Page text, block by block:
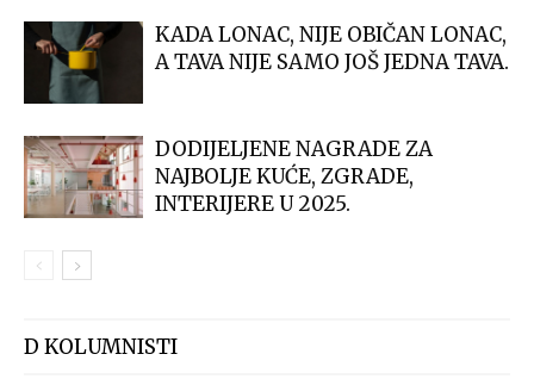
KADA LONAC, NIJE OBIČAN LONAC,
A TAVA NIJE SAMO JOŠ JEDNA TAVA.
DODIJELJENE NAGRADE ZA
NAJBOLJE KUĆE, ZGRADE,
INTERIJERE U 2025.
D KOLUMNISTI